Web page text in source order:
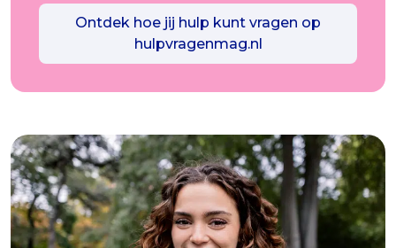
Ontdek hoe jij hulp kunt vragen op
hulpvragenmag.nl